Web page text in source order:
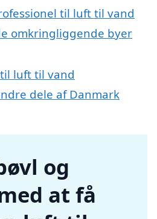
til luft til vand
omkringliggende byer
luft til vand
dele af Danmark
og
at få